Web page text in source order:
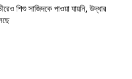
শিশু সাজিদকে পাওয়া যায়নি, উদ্ধার